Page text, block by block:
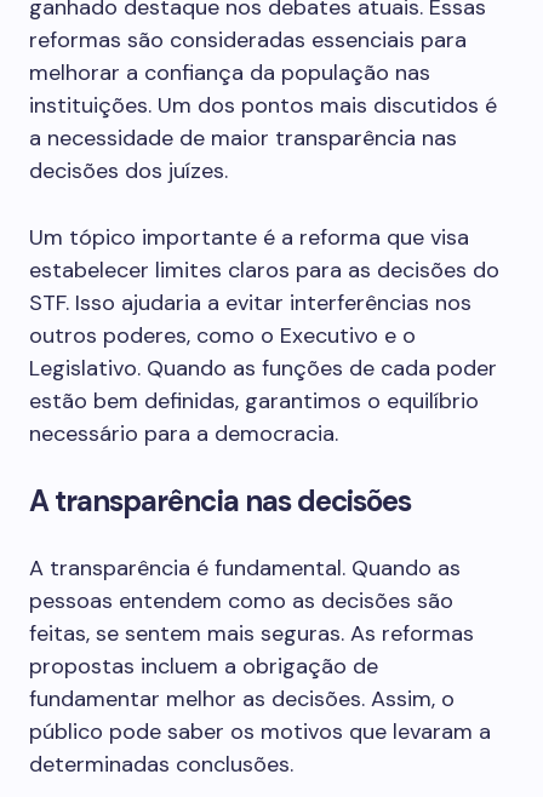
ganhado destaque nos debates atuais. Essas
reformas são consideradas essenciais para
melhorar a confiança da população nas
instituições. Um dos pontos mais discutidos é
a necessidade de maior transparência nas
decisões dos juízes.
Um tópico importante é a reforma que visa
estabelecer limites claros para as decisões do
STF. Isso ajudaria a evitar interferências nos
outros poderes, como o Executivo e o
Legislativo. Quando as funções de cada poder
estão bem definidas, garantimos o equilíbrio
necessário para a democracia.
A transparência nas decisões
A transparência é fundamental. Quando as
pessoas entendem como as decisões são
feitas, se sentem mais seguras. As reformas
propostas incluem a obrigação de
fundamentar melhor as decisões. Assim, o
público pode saber os motivos que levaram a
determinadas conclusões.